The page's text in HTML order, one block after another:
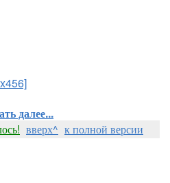
далее...
вверх^ к полной версии